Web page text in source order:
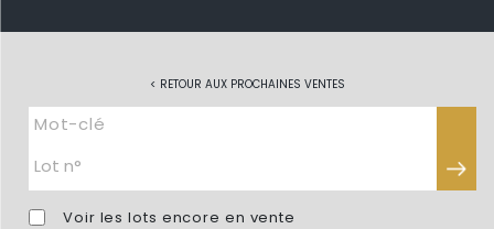
< RETOUR AUX PROCHAINES VENTES
Voir les lots encore en vente